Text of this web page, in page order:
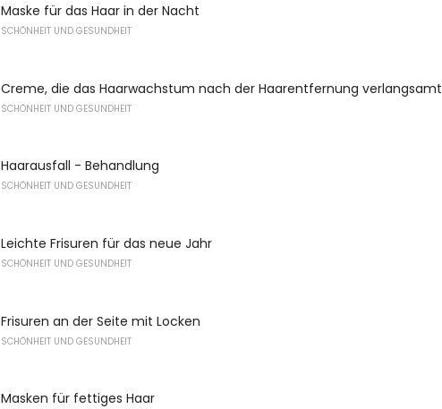
Maske für das Haar in der Nacht
SCHÖNHEIT UND GESUNDHEIT
Creme, die das Haarwachstum nach der Haarentfernung verlangsamt
SCHÖNHEIT UND GESUNDHEIT
Haarausfall - Behandlung
SCHÖNHEIT UND GESUNDHEIT
Leichte Frisuren für das neue Jahr
SCHÖNHEIT UND GESUNDHEIT
Frisuren an der Seite mit Locken
SCHÖNHEIT UND GESUNDHEIT
Masken für fettiges Haar